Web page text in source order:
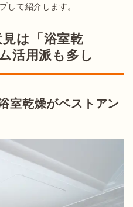
して紹介します。
は「浴室乾
活用派も多し
室乾燥がベストアン